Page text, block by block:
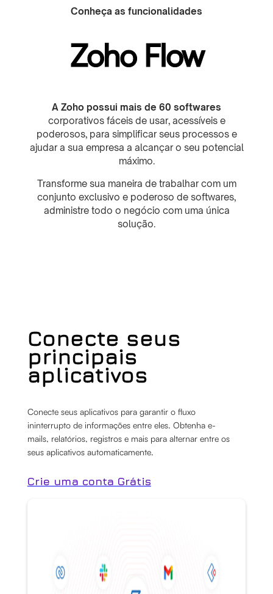
Conheça as funcionalidades
Zoho Flow
A Zoho possui mais de 60 softwares
corporativos fáceis de usar, acessíveis e
poderosos, para simplificar seus processos e
ajudar a sua empresa a alcançar o seu potencial
máximo.
Transforme sua maneira de trabalhar com um
conjunto exclusivo e poderoso de softwares,
administre todo o negócio com uma única
solução.
Conecte seus
principais
aplicativos
Conecte seus aplicativos para garantir o fluxo
ininterrupto de informações entre eles. Obtenha e-
mails, relatórios, registros e mais para alternar entre os
seus aplicativos automaticamente.
Crie uma conta Grátis